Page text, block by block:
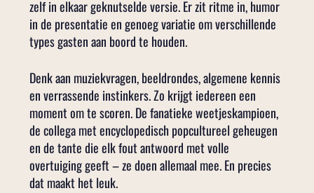
zelf in elkaar geknutselde versie. Er zit ritme in, humor
in de presentatie en genoeg variatie om verschillende
types gasten aan boord te houden.
Denk aan muziekvragen, beeldrondes, algemene kennis
en verrassende instinkers. Zo krijgt iedereen een
moment om te scoren. De fanatieke weetjeskampioen,
de collega met encyclopedisch popcultureel geheugen
en de tante die elk fout antwoord met volle
overtuiging geeft – ze doen allemaal mee. En precies
dat maakt het leuk.